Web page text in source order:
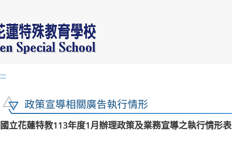
:::
政策宣導相關廣告執行情形
國立花蓮特教113年度1月辦理政策及業務宣導之執行情形表